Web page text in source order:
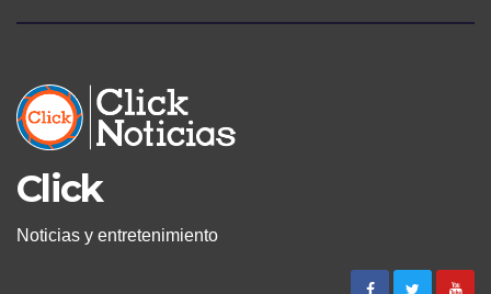
Click
Noticias y entretenimiento